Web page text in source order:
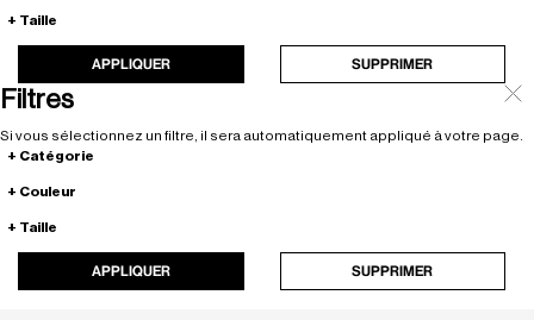
Taille
APPLIQUER SUPPRIMER
Filtres
Si vous sélectionnez un filtre, il sera automatiquement appliqué à votre page.
Catégorie
Couleur
Taille
APPLIQUER SUPPRIMER